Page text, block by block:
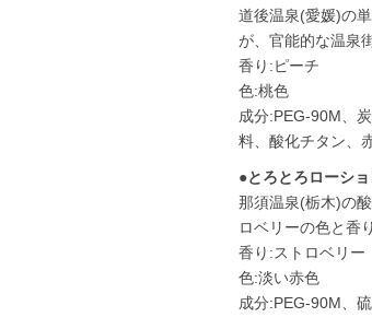
道後温泉(愛媛)の
が、官能的な温泉
香り:ピーチ
色:桃色
成分:PEG-90M、
料、酸化チタン、
●とろとろローシ
那須温泉(栃木)の
ロベリーの色と香
香り:ストロベリー
色:淡い赤色
成分:PEG-90M、